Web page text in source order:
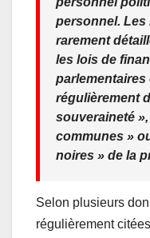
personnel.
rarement
les lois de
régulièrement
souveraineté
communes »
noires » de la
Selon plusieurs
régulièrement